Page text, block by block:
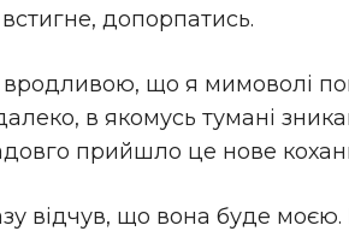
допорпатись.
вродливою, що я мимоволі
в якомусь тумані
прийшло це нове
відчув, що вона буде моєю.